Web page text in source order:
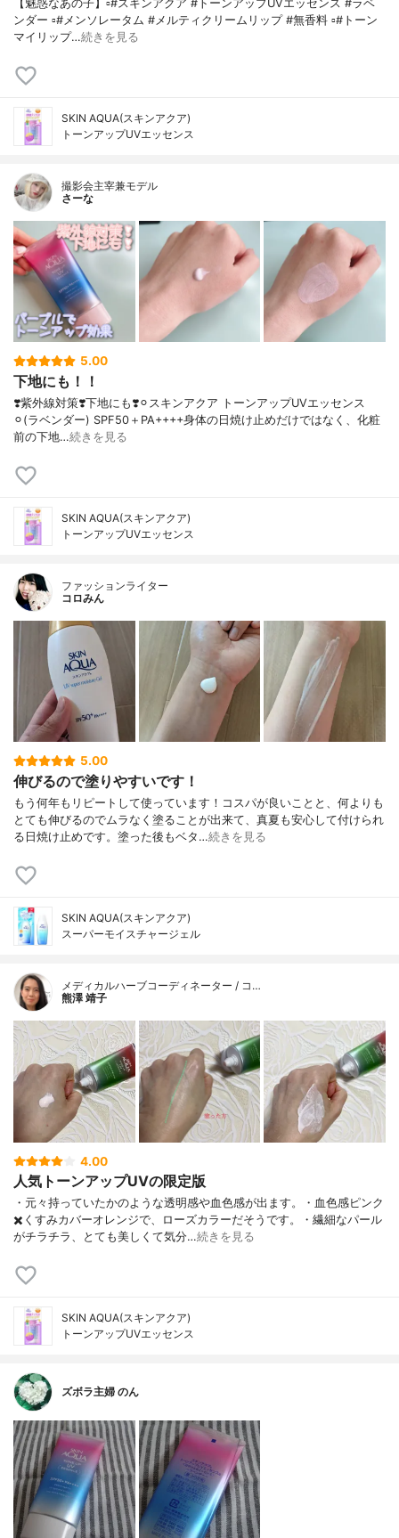
【魅惑なあの子】▫️#スキンアクア #トーンアップUVエッセンス #ラベ
ンダー ▫️#メンソレータム #メルティクリームリップ #無香料 ▫️#トーン
マイリップ…続きを見る
SKIN AQUA(スキンアクア)
トーンアップUVエッセンス
撮影会主宰兼モデル
さーな
5.00
下地にも！！
❣️紫外線対策❣️下地にも❣️⚪︎スキンアクア トーンアップUVエッセンス
⚪︎(ラベンダー) SPF50＋PA++++身体の日焼け止めだけではなく、化粧
前の下地…続きを見る
SKIN AQUA(スキンアクア)
トーンアップUVエッセンス
ファッションライター
コロみん
5.00
伸びるので塗りやすいです！
もう何年もリピートして使っています！コスパが良いことと、何よりも
とても伸びるのでムラなく塗ることが出来て、真夏も安心して付けられ
る日焼け止めです。塗った後もベタ…続きを見る
SKIN AQUA(スキンアクア)
スーパーモイスチャージェル
メディカルハーブコーディネーター / コ…
熊澤 靖子
4.00
人気トーンアップUVの限定版
・元々持っていたかのような透明感や血色感が出ます。・血色感ピンク
✖️くすみカバーオレンジで、ローズカラーだそうです。・繊細なパール
がチラチラ、とても美しくて気分…続きを見る
SKIN AQUA(スキンアクア)
トーンアップUVエッセンス
ズボラ主婦 のん